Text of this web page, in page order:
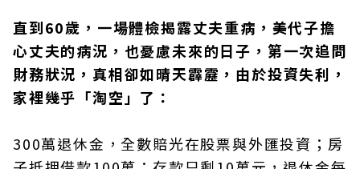
直到60歲，一場體檢揭露丈夫重病，美代子擔
心丈夫的病況，也憂慮未來的日子，第一次追問
財務狀況，真相卻如晴天霹靂，由於投資失利，
家裡幾乎「淘空」了：
300萬退休金，全數賠光在股票與外匯投資；房